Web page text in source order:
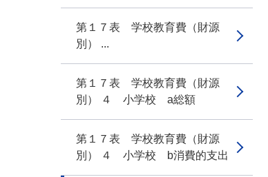
第１７表 学校教育費（財源
別） ...
第１７表 学校教育費（財源
別） ４ 小学校 a総額
第１７表 学校教育費（財源
別） ４ 小学校 b消費的支出